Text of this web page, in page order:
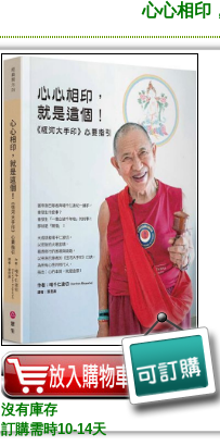
心心相印
沒有庫存
訂購需時10-14天